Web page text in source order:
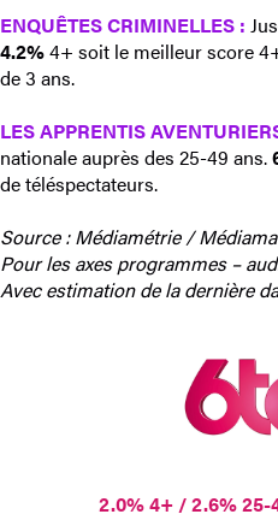
ENQUÊTES CRIMINELLES :
4.2%4+ soit le meilleur score
de 3 ans.
LES APPRENTIS
nationale auprès des 25-49 ans.
de téléspectateurs.
Source : Médiamétrie /
Pour les axes programmes –
Avec estimation de la dernière
2.0% 4+ / 2.6% 25-